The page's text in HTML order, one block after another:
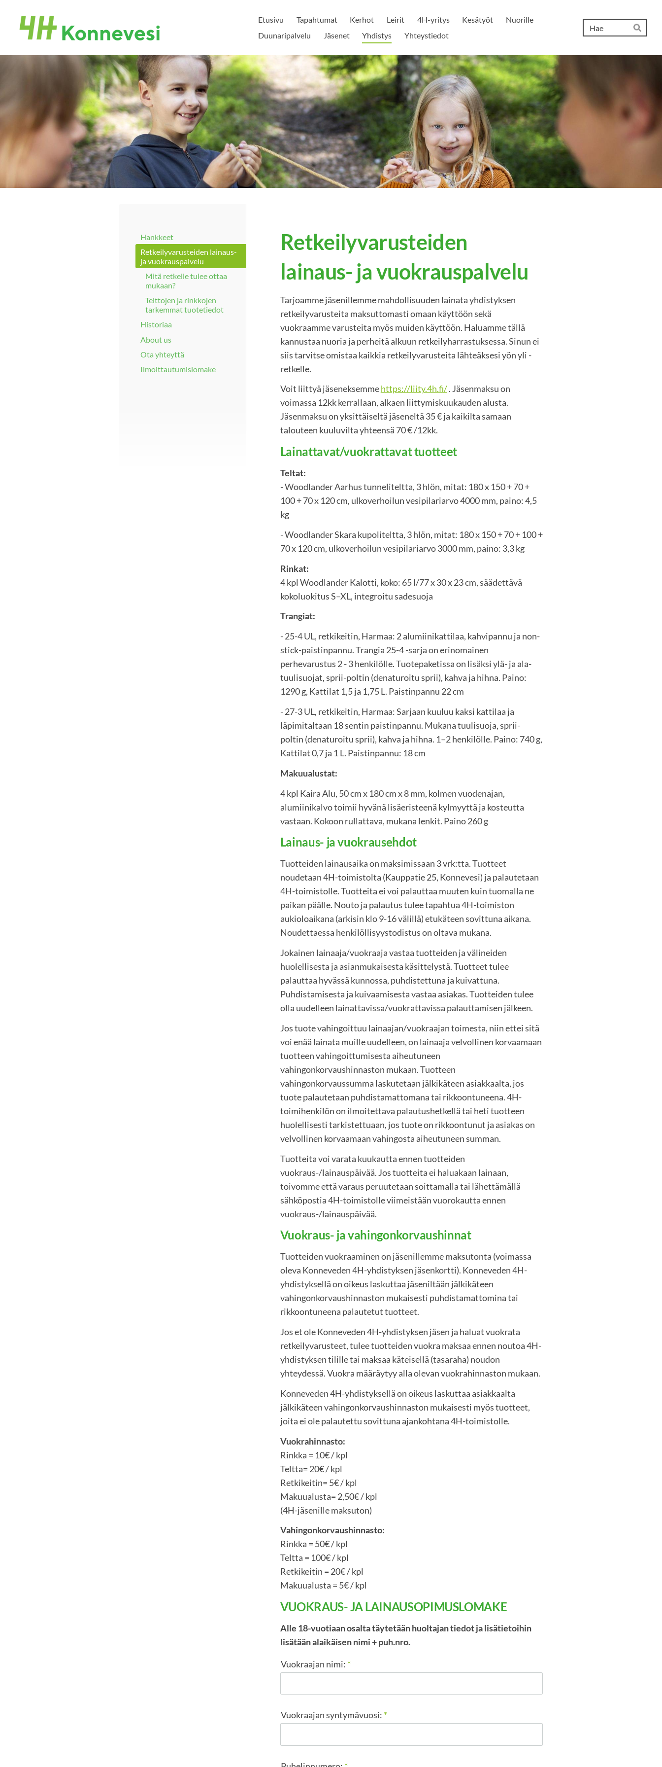
sivun
sisältöön
Konneveden 4H-yhdistys
Etusivu Tapahtumat Kerhot Leirit 4H-yritys Kesätyöt
Nuorille
Duunaripalvelu
Jäsenet Yhdistys Yhteystiedot Hae
Hankkeet
Retkeilyvarusteiden lainaus-
ja vuokrauspalvelu
Mitä retkelle tulee ottaa
mukaan?
Telttojen ja rinkkojen
tarkemmat tuotetiedot
Historiaa
About us
Ota yhteyttä
Ilmoittautumislomake
Retkeilyvarusteiden
lainaus- ja vuokrauspalvelu
Tarjoamme jäsenillemme mahdollisuuden lainata yhdistyksen
retkeilyvarusteita maksuttomasti omaan käyttöön sekä
vuokraamme varusteita myös muiden käyttöön. Haluamme tällä
kannustaa nuoria ja perheitä alkuun retkeilyharrastuksessa. Sinun ei
siis tarvitse omistaa kaikkia retkeilyvarusteita lähteäksesi yön yli -
retkelle.
Voit liittyä jäseneksemmehttps://liity.4h.fi/. Jäsenmaksu on
voimassa 12kk kerrallaan, alkaen liittymiskuukauden alusta.
Jäsenmaksu on yksittäiseltä jäseneltä 35 € ja kaikilta samaan
talouteen kuuluvilta yhteensä 70 € /12kk.
Lainattavat/vuokrattavat tuotteet
Teltat:
- Woodlander Aarhus tunneliteltta, 3 hlön, mitat: 180 x 150 + 70 +
100 + 70 x 120 cm, ulkoverhoilun vesipilariarvo 4000 mm, paino: 4,5
kg
- Woodlander Skara kupoliteltta, 3 hlön, mitat: 180 x 150 + 70 + 100 +
70 x 120 cm, ulkoverhoilun vesipilariarvo 3000 mm, paino: 3,3 kg
Rinkat:
4 kpl Woodlander Kalotti, koko: 65 l/77 x 30 x 23 cm, säädettävä
kokoluokitus S–XL, integroitu sadesuoja
Trangiat:
- 25-4 UL, retkikeitin, Harmaa: 2 alumiinikattilaa, kahvipannu ja non-
stick-paistinpannu. Trangia 25-4 -sarja on erinomainen
perhevarustus 2 - 3 henkilölle. Tuotepaketissa on lisäksi ylä- ja ala-
tuulisuojat, sprii-poltin (denaturoitu sprii), kahva ja hihna. Paino:
1290 g, Kattilat 1,5 ja 1,75 L. Paistinpannu 22 cm
- 27-3 UL, retkikeitin, Harmaa: Sarjaan kuuluu kaksi kattilaa ja
läpimitaltaan 18 sentin paistinpannu. Mukana tuulisuoja, sprii-
poltin (denaturoitu sprii), kahva ja hihna. 1–2 henkilölle. Paino: 740 g,
Kattilat 0,7 ja 1 L. Paistinpannu: 18 cm
Makuualustat:
4 kpl Kaira Alu, 50 cm x 180 cm x 8 mm, kolmen vuodenajan,
alumiinikalvo toimii hyvänä lisäeristeenä kylmyyttä ja kosteutta
vastaan. Kokoon rullattava, mukana lenkit. Paino 260 g
Lainaus- ja vuokrausehdot
Tuotteiden lainausaika on maksimissaan 3 vrk:tta. Tuotteet
noudetaan 4H-toimistolta (Kauppatie 25, Konnevesi) ja palautetaan
4H-toimistolle. Tuotteita ei voi palauttaa muuten kuin tuomalla ne
paikan päälle. Nouto ja palautus tulee tapahtua 4H-toimiston
aukioloaikana (arkisin klo 9-16 välillä) etukäteen sovittuna aikana.
Noudettaessa henkilöllisyystodistus on oltava mukana.
Jokainen lainaaja/vuokraaja vastaa tuotteiden ja välineiden
huolellisesta ja asianmukaisesta käsittelystä. Tuotteet tulee
palauttaa hyvässä kunnossa, puhdistettuna ja kuivattuna.
Puhdistamisesta ja kuivaamisesta vastaa asiakas. Tuotteiden tulee
olla uudelleen lainattavissa/vuokrattavissa palauttamisen jälkeen.
Jos tuote vahingoittuu lainaajan/vuokraajan toimesta, niin ettei sitä
voi enää lainata muille uudelleen, on lainaaja velvollinen korvaamaan
tuotteen vahingoittumisesta aiheutuneen
vahingonkorvaushinnaston mukaan. Tuotteen
vahingonkorvaussumma laskutetaan jälkikäteen asiakkaalta, jos
tuote palautetaan puhdistamattomana tai rikkoontuneena. 4H-
toimihenkilön on ilmoitettava palautushetkellä tai heti tuotteen
huolellisesti tarkistettuaan, jos tuote on rikkoontunut ja asiakas on
velvollinen korvaamaan vahingosta aiheutuneen summan.
Tuotteita voi varata kuukautta ennen tuotteiden
vuokraus-/lainauspäivää. Jos tuotteita ei haluakaan lainaan,
toivomme että varaus peruutetaan soittamalla tai lähettämällä
sähköpostia 4H-toimistolle viimeistään vuorokautta ennen
vuokraus-/lainauspäivää.
Vuokraus- ja vahingonkorvaushinnat
Tuotteiden vuokraaminen on jäsenillemme maksutonta (voimassa
oleva Konneveden 4H-yhdistyksen jäsenkortti). Konneveden 4H-
yhdistyksellä on oikeus laskuttaa jäseniltään jälkikäteen
vahingonkorvaushinnaston mukaisesti puhdistamattomina tai
rikkoontuneena palautetut tuotteet.
Jos et ole Konneveden 4H-yhdistyksen jäsen ja haluat vuokrata
retkeilyvarusteet, tulee tuotteiden vuokra maksaa ennen noutoa 4H-
yhdistyksen tilille tai maksaa käteisellä (tasaraha) noudon
yhteydessä. Vuokra määräytyy alla olevan vuokrahinnaston mukaan.
Konneveden 4H-yhdistyksellä on oikeus laskuttaa asiakkaalta
jälkikäteen vahingonkorvaushinnaston mukaisesti myös tuotteet,
joita ei ole palautettu sovittuna ajankohtana 4H-toimistolle.
Vuokrahinnasto:
Rinkka = 10€ / kpl
Teltta= 20€ / kpl
Retkikeitin= 5€ / kpl
Makuualusta= 2,50€ / kpl
(4H-jäsenille maksuton)
Vahingonkorvaushinnasto:
Rinkka = 50€ / kpl
Teltta = 100€ / kpl
Retkikeitin = 20€ / kpl
Makuualusta = 5€ / kpl
VUOKRAUS- JA LAINAUSOPIMUSLOMAKE
Alle 18-vuotiaan osalta täytetään huoltajan tiedot ja lisätietoihin
lisätään alaikäisen nimi + puh.nro.
Vuokraajan nimi: *
Vuokraajan syntymävuosi: *